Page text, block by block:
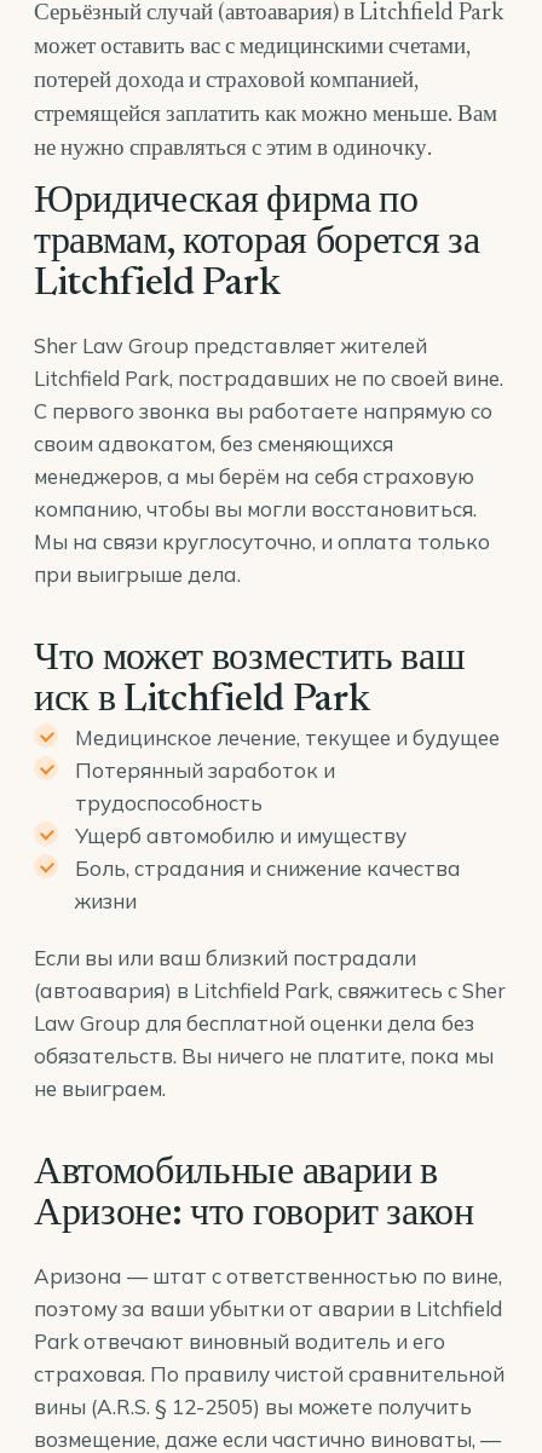
Серьёзный случай (автоавария) в Litchfield Park
может оставить вас с медицинскими счетами,
потерей дохода и страховой компанией,
стремящейся заплатить как можно меньше. Вам
не нужно справляться с этим в одиночку.
Юридическая фирма по
травмам, которая борется за
Litchfield Park
Sher Law Group представляет жителей
Litchfield Park, пострадавших не по своей вине.
С первого звонка вы работаете напрямую со
своим адвокатом, без сменяющихся
менеджеров, а мы берём на себя страховую
компанию, чтобы вы могли восстановиться.
Мы на связи круглосуточно, и оплата только
при выигрыше дела.
Что может возместить ваш
иск в Litchfield Park
Медицинское лечение, текущее и будущее
Потерянный заработок и
трудоспособность
Ущерб автомобилю и имуществу
Боль, страдания и снижение качества
жизни
Если вы или ваш близкий пострадали
(автоавария) в Litchfield Park, свяжитесь с Sher
Law Group для бесплатной оценки дела без
обязательств. Вы ничего не платите, пока мы
не выиграем.
Автомобильные аварии в
Аризоне: что говорит закон
Аризона — штат с ответственностью по вине,
поэтому за ваши убытки от аварии в Litchfield
Park отвечают виновный водитель и его
страховая. По правилу чистой сравнительной
вины (A.R.S. § 12-2505) вы можете получить
возмещение, даже если частично виноваты, —